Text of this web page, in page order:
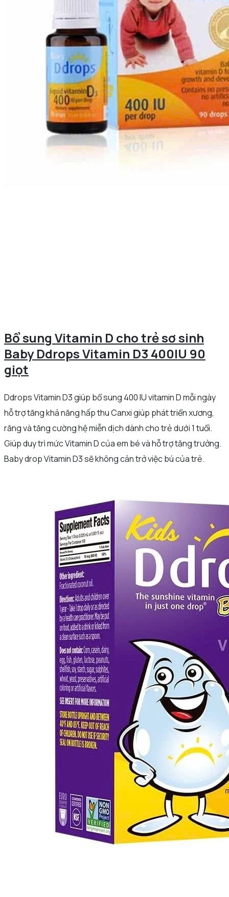
Bổ sung Vitamin D cho trẻ sơ sinh
Baby Ddrops Vitamin D3 400IU 90
giọt
Ddrops Vitamin D3 giúp bổ sung 400 IU vitamin D mỗi ngày
hỗ trợ tăng khả năng hấp thu Canxi giúp phát triển xương,
răng và tăng cường hệ miễn dịch dành cho trẻ dưới 1 tuổi.
Giúp duy trì mức Vitamin D của em bé và hỗ trợ tăng trưởng.
Baby drop Vitamin D3 sẽ không cản trở việc bú của trẻ.